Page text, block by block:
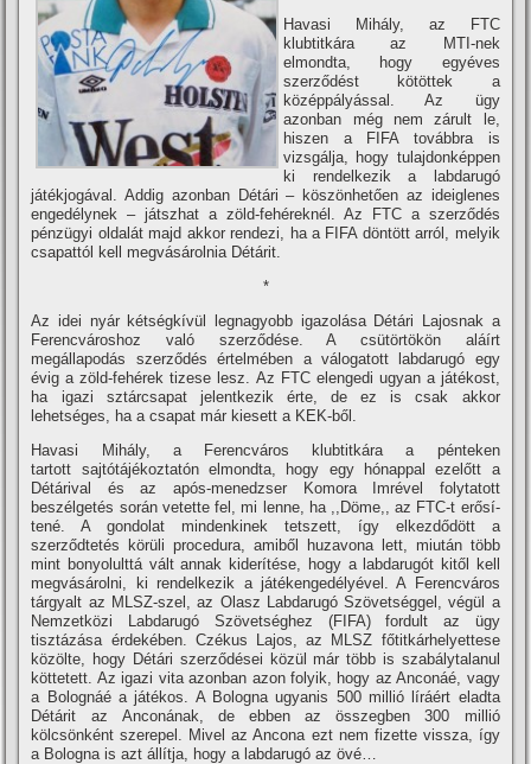
Havasi Mihály, az FTC
klubtitkára az MTI-nek
elmondta, hogy egyéves
szerződést kötöttek a
középpályással. Az ügy
azonban még nem zárult le,
hiszen a FIFA továbbra is
vizsgálja, hogy tulajdonképpen
ki rendelkezik a labdarugó
játékjogával. Addig azonban Détári – köszönhetően az ideiglenes
engedélynek – játszhat a zöld-fehéreknél. Az FTC a szerződés
pénzügyi oldalát majd akkor rendezi, ha a FIFA döntött arról, melyik
csapattól kell megvásárolnia Détárit.
*
Az idei nyár kétségkí­vül legnagyobb igazolása Détári Lajosnak a
Ferencvároshoz való szerződése. A csütörtökön aláí­rt
megállapodás szerződés értelmében a válogatott labdarugó egy
évig a zöld-fehérek tizese lesz. Az FTC elengedi ugyan a játékost,
ha igazi sztárcsapat jelentkezik érte, de ez is csak akkor
lehetséges, ha a csapat már kiesett a KEK-ből.
Havasi Mihály, a Ferencváros klubtitkára a pénteken
tartott sajtótájékoztatón elmondta, hogy egy hónappal ezelőtt a
Détárival és az após-menedzser Komora Imrével folytatott
beszélgetés során vetette fel, mi lenne, ha ,,Döme,, az FTC-t erősí­
tené. A gondolat mindenkinek tetszett, í­gy elkezdődött a
szerződtetés körüli procedura, amiből huzavona lett, miután több
mint bonyolulttá vált annak kiderí­tése, hogy a labdarugót kitől kell
megvásárolni, ki rendelkezik a játékengedélyével. A Ferencváros
tárgyalt az MLSZ-szel, az Olasz Labdarugó Szövetséggel, végül a
Nemzetközi Labdarugó Szövetséghez (FIFA) fordult az ügy
tisztázása érdekében. Czékus Lajos, az MLSZ főtitkárhelyettese
közölte, hogy Détári szerződései közül már több is szabálytalanul
köttetett. Az igazi vita azonban azon folyik, hogy az Anconáé, vagy
a Bolognáé a játékos. A Bologna ugyanis 500 millió lí­ráért eladta
Détárit az Anconának, de ebben az összegben 300 millió
kölcsönként szerepel. Mivel az Ancona ezt nem fizette vissza, í­gy
a Bologna is azt állí­tja, hogy a labdarugó az övé…